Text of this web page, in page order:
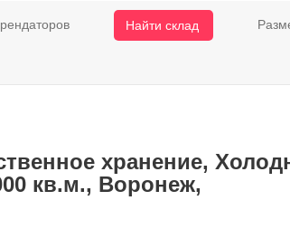
Найти склад
хранение,
кв.м., Воронеж,